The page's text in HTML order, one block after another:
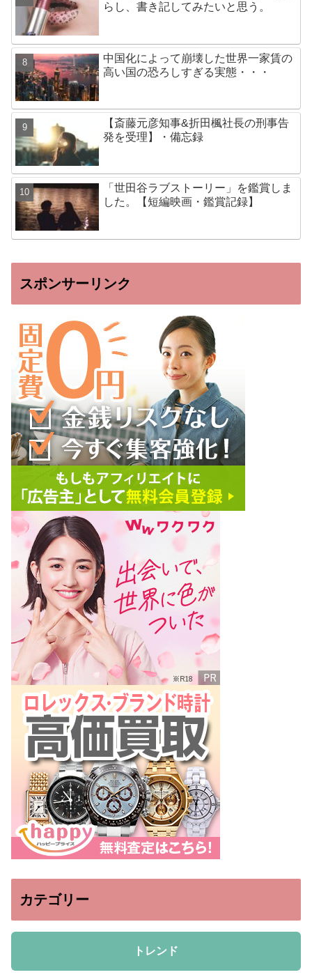
らし、書き記してみたいと思う。
中国化によって崩壊した世界一家賃の
高い国の恐ろしすぎる実態・・・
【斎藤元彦知事&折田楓社長の刑事告
発を受理】・備忘録
「世田谷ラブストーリー」を鑑賞しま
した。【短編映画・鑑賞記録】
スポンサーリンク
カテゴリー
トレンド